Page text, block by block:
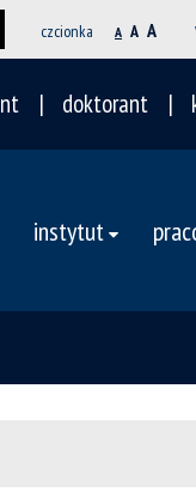
czcionka A A A
doktorant
instytut